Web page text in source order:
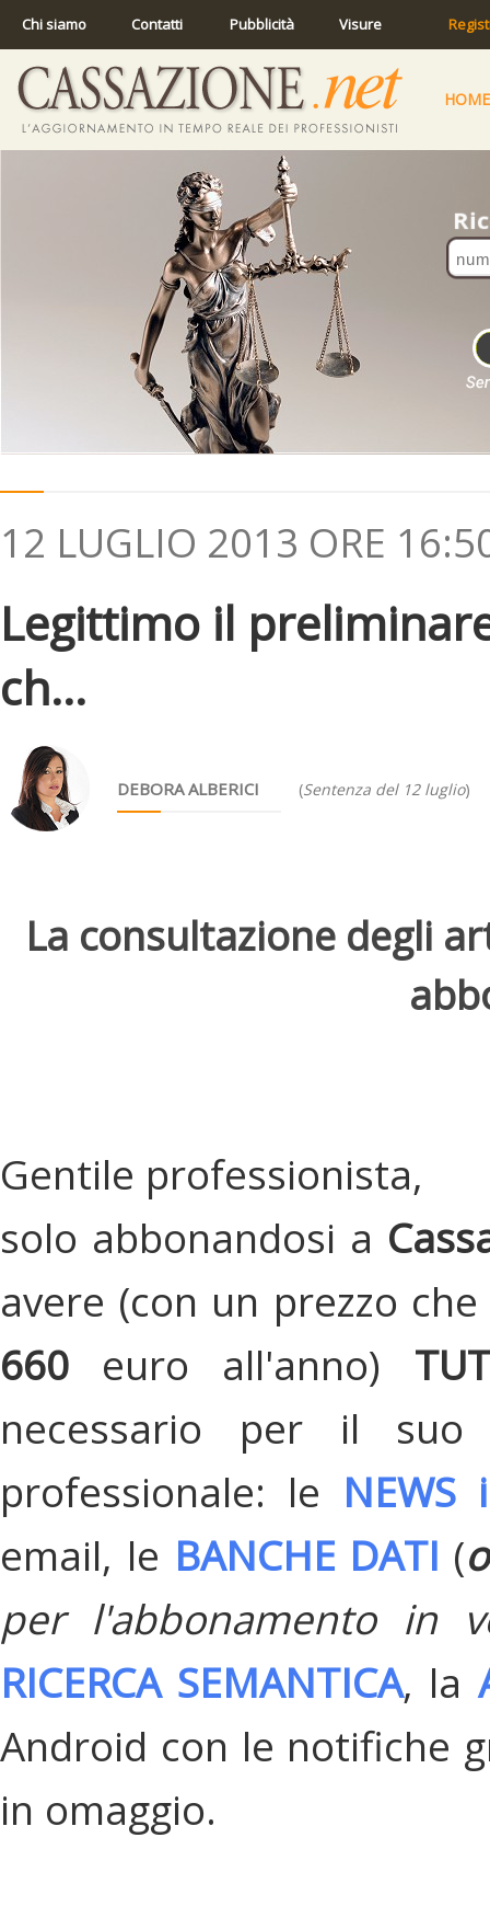
Chi siamo Contatti Pubblicità Visure
HOME
12 LUGLIO 2013 ORE
Legittimo il
ch...
DEBORA ALBERICI (Sentenza del 12 luglio)
La consultazione degli
Gentile professionista,
solo abbonandosi a
avere (con un prezzo
660 euro all'anno)
necessario per il suo
professionale: le
email, le BANCHE DATI (
per l'abbonamento in
RICERCA SEMANTICA, la
Android con le notifiche
in omaggio.